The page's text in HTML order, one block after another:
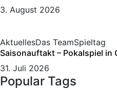
3. August 2026
AktuellesDas TeamSpieltag
Saisonauftakt – Pokalspiel in
31. Juli 2026
Popular Tags